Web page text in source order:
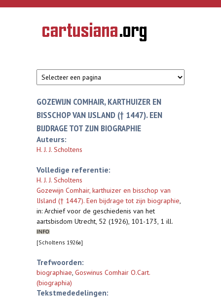
Overslaan en naar de inhoud gaan
CARTUSIANA
Geschiedenis
van de
GOZEWIJN COMHAIR, KARTHUIZER EN
BISSCHOP VAN IJSLAND († 1447). EEN
BIJDRAGE TOT ZIJN BIOGRAPHIE
Auteurs:
H. J. J. Scholtens
Volledige referentie:
H. J. J. Scholtens
Gozewijn Comhair, karthuizer en bisschop van
IJsland († 1447). Een bijdrage tot zijn biographie,
in: Archief voor de geschiedenis van het
aartsbisdom Utrecht, 52 (1926), 101-173, 1 ill.
[Scholtens 1926a]
Trefwoorden:
biographiae, Goswinus Comhair O.Cart.
(biographia)
Tekstmededelingen: